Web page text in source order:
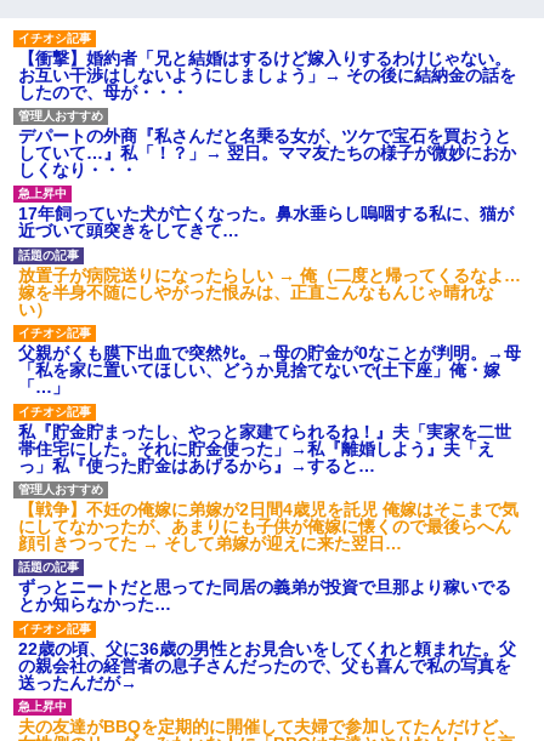
は出てけ！二度と来るな！」結
果・・・
私「初めて飲む味だけどなん
のお茶？」彼「ちっ！」私「」
【GIF】JSのカンチョーワロ
タ
後続車にクラクションを鳴ら
され彼氏が逆切れ。「何クラク
ション鳴らしてんだ！降りてこ
いよ！」と怒鳴りだし...
【衝撃】報酬100万円超の治験
募集がこちらｗｗｗｗｗ(※画像
あり)
【ネット騒然】惨殺されたタ
ワマン頂き女子のこの動画、す
げえええええｗｗｗｗｗｗｗｗ
ｗｗｗ
【愕然】白のクラウン俺氏、
高速道路左車線を制限速度で走
った結果wwwwwwwwwwww
百年の恋12-899 食べた量を
張り合ってくる
【悲報】佐藤輝明・・・２軍
でも盛大にやらかす←あまり悲
しませないでくれ
【衝撃】婚約者「兄と結婚はするけど嫁入りするわけじゃない。
お互い干渉はしないようにしましょう」→ その後に結納金の話を
したので、母が・・・
デパートの外商『私さんだと名乗る女が、ツケで宝石を買おうと
していて…』私「！？」→ 翌日。ママ友たちの様子が微妙におか
しくなり・・・
17年飼っていた犬が亡くなった。鼻水垂らし嗚咽する私に、猫が
近づいて頭突きをしてきて…
放置子が病院送りになったらしい → 俺（二度と帰ってくるなよ…
嫁を半身不随にしやがった恨みは、正直こんなもんじゃ晴れな
い）
父親がくも膜下出血で突然ﾀﾋ。→母の貯金が0なことが判明。→母
「私を家に置いてほしい、どうか見捨てないで(土下座」俺・嫁
「…」
私『貯金貯まったし、やっと家建てられるね！』夫「実家を二世
帯住宅にした。それに貯金使った」→私『離婚しよう』夫「え
っ」私『使った貯金はあげるから』→すると…
【戦争】不妊の俺嫁に弟嫁が2日間4歳児を託児 俺嫁はそこまで気
にしてなかったが、あまりにも子供が俺嫁に懐くので最後らへん
顔引きつってた → そして弟嫁が迎えに来た翌日…
ずっとニートだと思ってた同居の義弟が投資で旦那より稼いでる
とか知らなかった…
22歳の頃、父に36歳の男性とお見合いをしてくれと頼まれた。父
の親会社の経営者の息子さんだったので、父も喜んで私の写真を
送ったんだが→
夫の友達がBBQを定期的に開催して夫婦で参加してたんだけど、